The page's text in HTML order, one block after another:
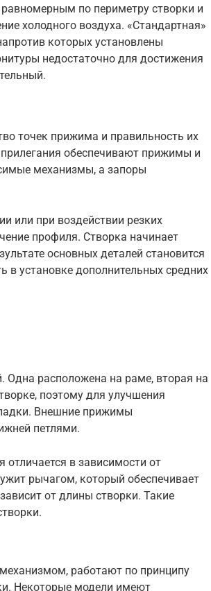
по периметру створки и
холодного воздуха. «Стандартная»
которых установлены
недостаточно для достижения
точек прижима и правильность их
обеспечивают прижимы и
механизмы, а запоры
или при воздействии резких
профиля. Створка начинает
основных деталей становится
в установке дополнительных средних
Одна расположена на раме, вторая на
поэтому для улучшения
Внешние прижимы
петлями.
отличается в зависимости от
рычагом, который обеспечивает
от длины створки. Такие
работают по принципу
Некоторые модели имеют